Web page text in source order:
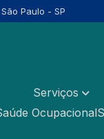
Paulo - SP
Serviços
Saúde Ocupacional